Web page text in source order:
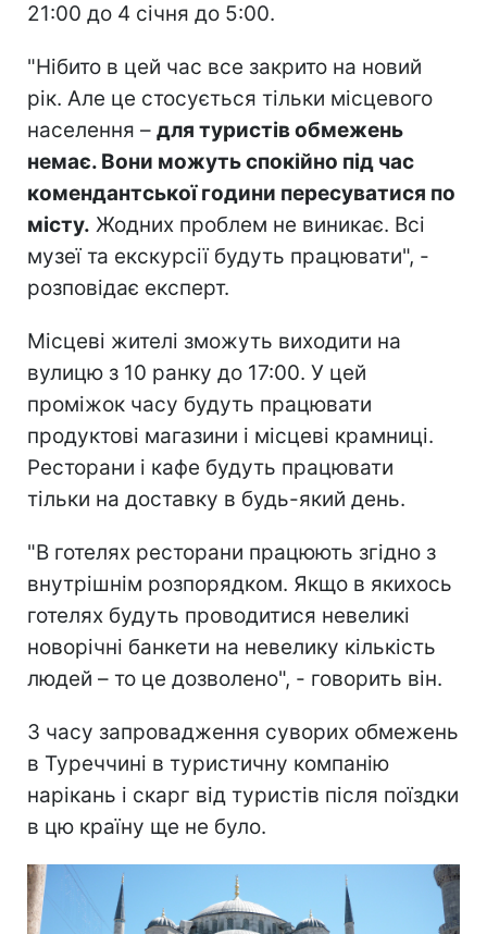
21:00 до 4 січня до 5:00.
"Нібито в цей час все закрито на новий
рік. Але це стосується тільки місцевого
населення – для туристів обмежень
немає. Вони можуть спокійно під час
комендантської години пересуватися по
місту. Жодних проблем не виникає. Всі
музеї та екскурсії будуть працювати", -
розповідає експерт.
Місцеві жителі зможуть виходити на
вулицю з 10 ранку до 17:00. У цей
проміжок часу будуть працювати
продуктові магазини і місцеві крамниці.
Ресторани і кафе будуть працювати
тільки на доставку в будь-який день.
"В готелях ресторани працюють згідно з
внутрішнім розпорядком. Якщо в якихось
готелях будуть проводитися невеликі
новорічні банкети на невелику кількість
людей – то це дозволено", - говорить він.
З часу запровадження суворих обмежень
в Туреччині в туристичну компанію
нарікань і скарг від туристів після поїздки
в цю країну ще не було.